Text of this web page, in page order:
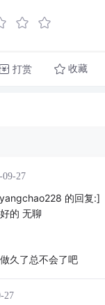
打赏 收藏
09-27
的回复:]
的 无聊
久了总不会了吧
27